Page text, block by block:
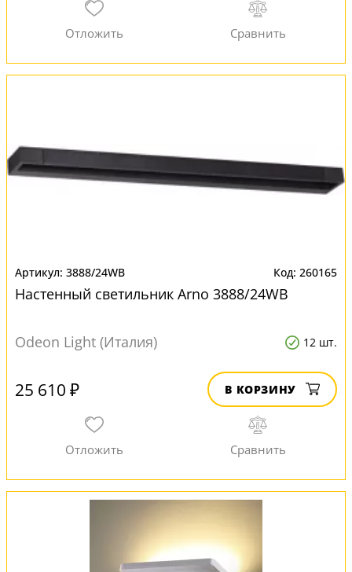
3888/24WB 260165
Настенный светильник Arno 3888/24WB
Odeon Light (Италия) 12 шт.
25 610 ₽ В КОРЗИНУ